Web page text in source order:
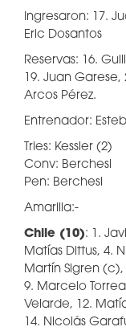
Ingresaron: 17.
Eric Dosantos
Reservas: 16.
19. Juan
Arcos Pérez.
Entrenador:
Tries: Kessler (2)
Conv: Berchesi
Pen: Berchesi
Amarilla:-
Chile (10): 1.
Matías Dittus, 4.
Martín Sigren (c),
9. Marcelo
Velarde, 12.
14. Nicolás